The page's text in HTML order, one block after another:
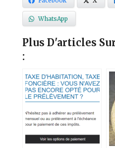
WhatsApp
Plus D'articles
: